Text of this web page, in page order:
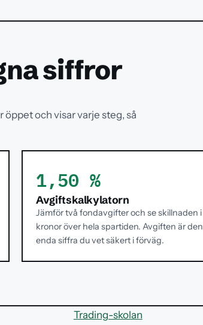
siffror
och visar varje steg, så
1,50 %
Avgiftskalkylatorn
Jämför två fondavgifter och se skillnaden i
kronor över hela spartiden. Avgiften är den
enda siffra du vet säkert i förväg.
Trading-skolan